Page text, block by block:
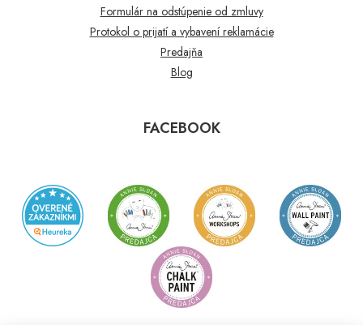
Formulár na odstúpenie od zmluvy
Protokol o prijatí a vybavení reklamácie
Predajňa
Blog
FACEBOOK